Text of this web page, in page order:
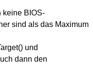
keine BIOS-
sind als das Maximum
und
dann den